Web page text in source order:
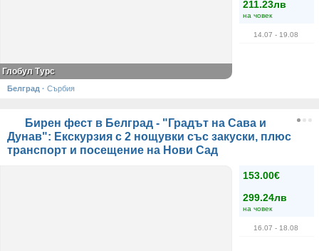
211.23лв
на човек
14.07 - 19.08
Глобул Турс
Белград · Сърбия
Бирен фест в Белград - "Градът на Сава и
Дунав": Екскурзия с 2 нощувки със закуски, плюс
транспорт и посещение на Нови Сад
153.00€
299.24лв
на човек
16.07 - 18.08